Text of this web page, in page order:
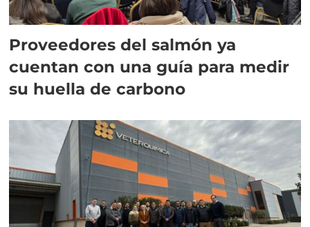
Proveedores del salmón ya
cuentan con una guía para medir
su huella de carbono